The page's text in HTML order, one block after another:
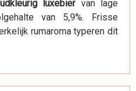
luxebiervan lage
van 5,9%. Frisse
rumaroma typeren dit